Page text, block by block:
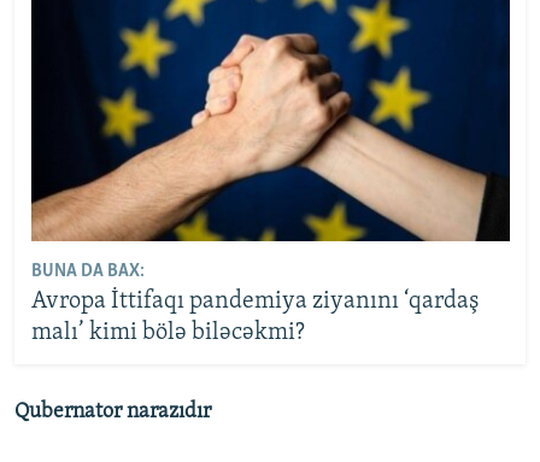
BUNA DA BAX:
Avropa İttifaqı pandemiya ziyanını ‘qardaş
malı’ kimi bölə biləcəkmi?
Qubernator narazıdır